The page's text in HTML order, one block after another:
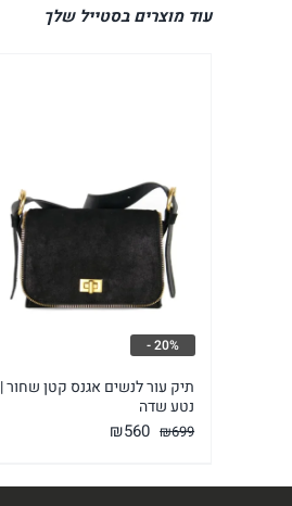
עוד מוצרים בסטייל שלך
תיק עור לנשים אגנס קטן שחור |
נטע שדה
₪699
המחיר
היה:
₪560 המחיר
הוא:
20% -